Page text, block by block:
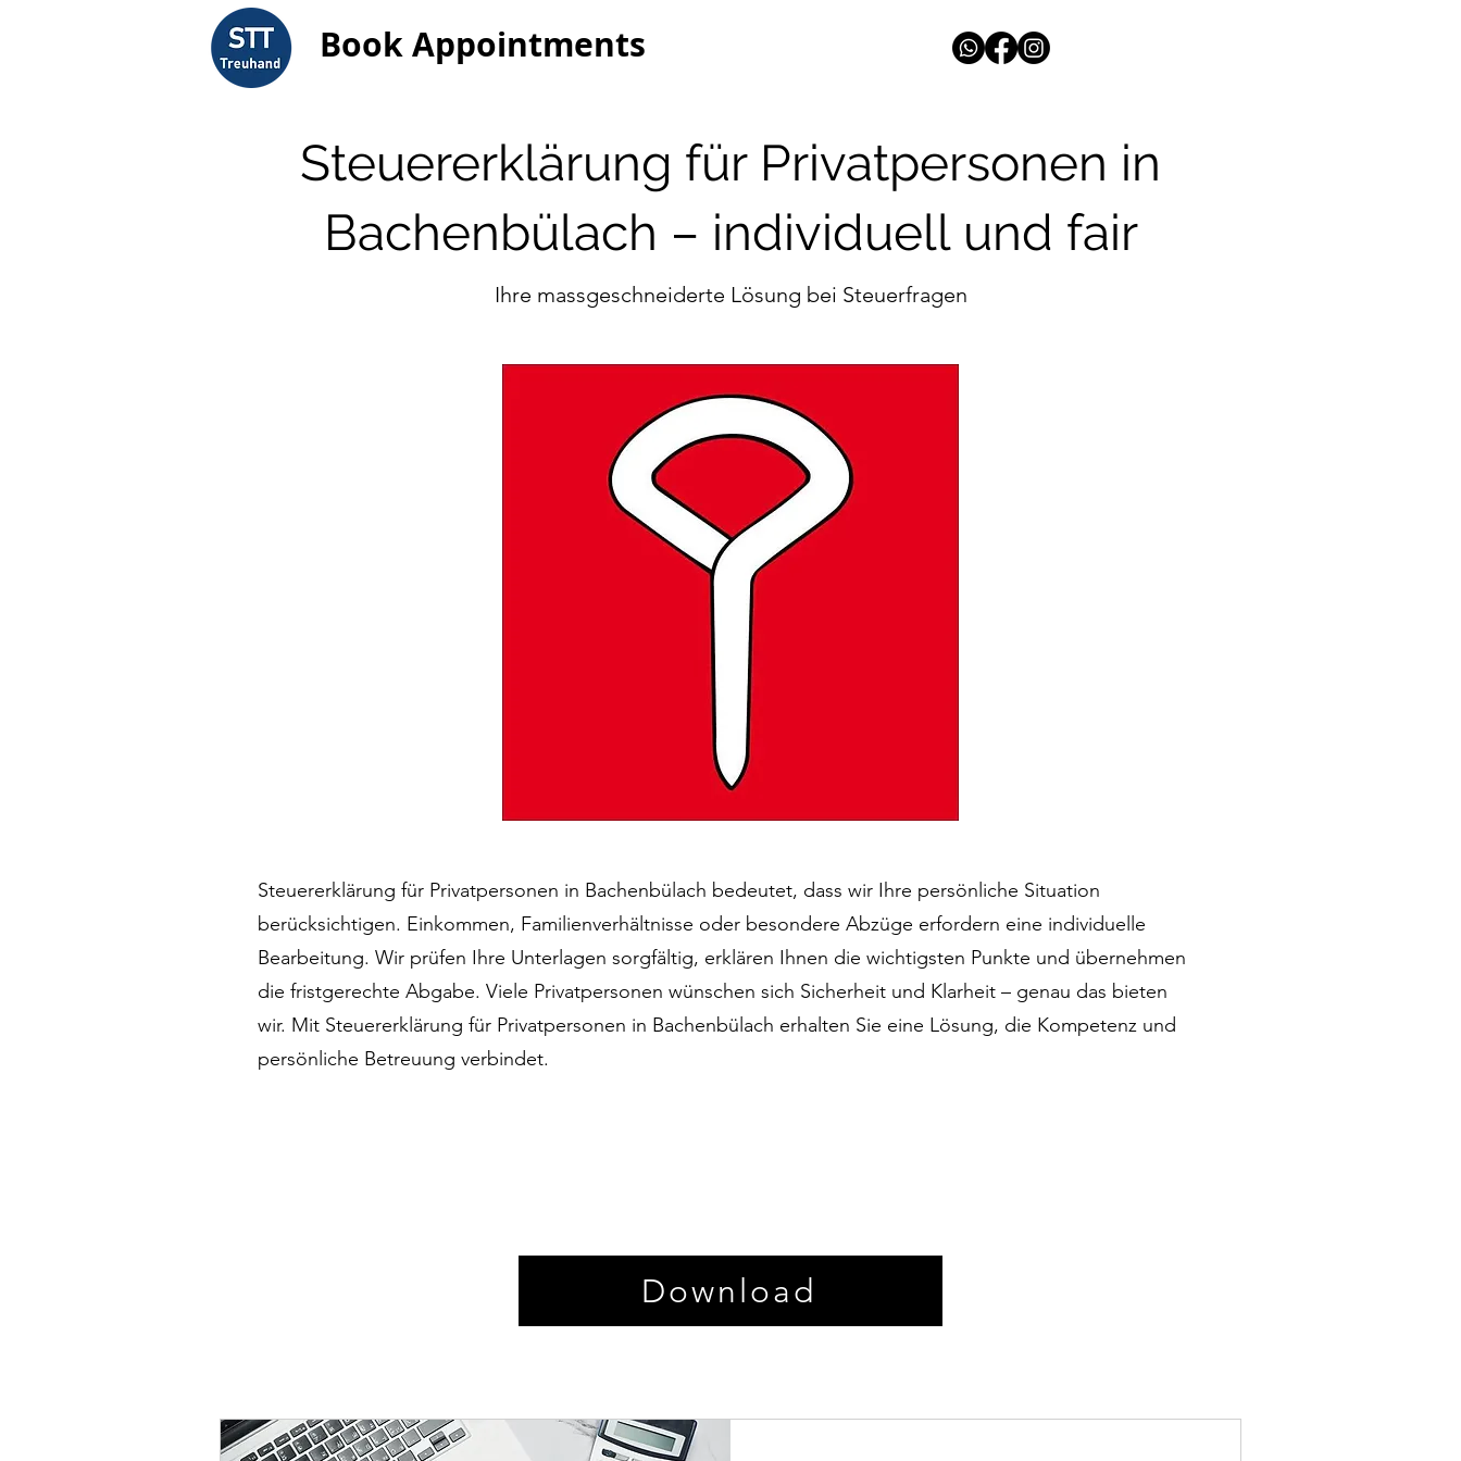
Book Appointments
Steuererklärung für Privatpersonen in
Bachenbülach – individuell und fair
Ihre massgeschneiderte Lösung bei Steuerfragen
Steuererklärung für Privatpersonen in Bachenbülach bedeutet, dass wir Ihre persönliche Situation
berücksichtigen. Einkommen, Familienverhältnisse oder besondere Abzüge erfordern eine individuelle
Bearbeitung. Wir prüfen Ihre Unterlagen sorgfältig, erklären Ihnen die wichtigsten Punkte und übernehmen
die fristgerechte Abgabe. Viele Privatpersonen wünschen sich Sicherheit und Klarheit – genau das bieten
wir. Mit Steuererklärung für Privatpersonen in Bachenbülach erhalten Sie eine Lösung, die Kompetenz und
persönliche Betreuung verbindet.
Download